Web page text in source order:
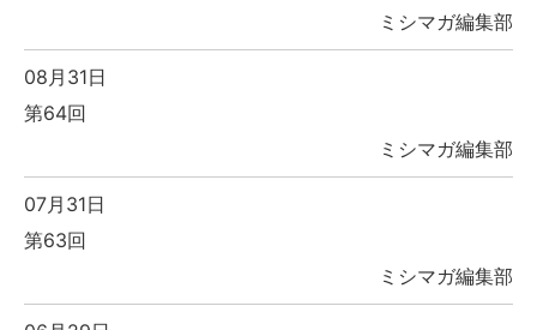
ミシマガ編集部
08月31日
第64回
ミシマガ編集部
07月31日
第63回
ミシマガ編集部